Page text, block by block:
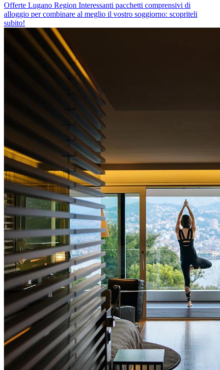
Offerte Lugano Region Interessanti pacchetti comprensivi di
alloggio per combinare al meglio il vostro soggiorno: scopriteli
subito!